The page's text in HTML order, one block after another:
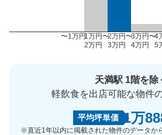
〜1万円1万円〜
2万円
2万円〜
3万円
3万円〜
4万円
4
5
天満駅 1階を除
軽飲食を出店可能な物件
平均坪単価 1万
※直近1年以内に掲載された物件のデータか